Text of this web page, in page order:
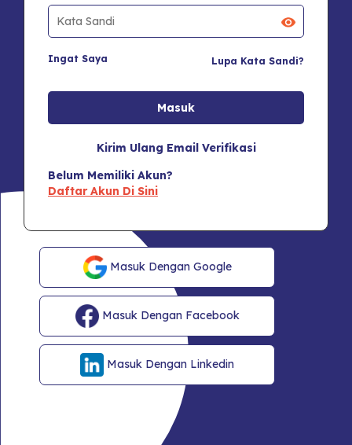
Ingat Saya Lupa Kata Sandi?
Kirim Ulang Email Verifikasi
Belum Memiliki Akun?
Daftar Akun Di Sini
Masuk Dengan Google
Masuk Dengan Facebook
Masuk Dengan Linkedin